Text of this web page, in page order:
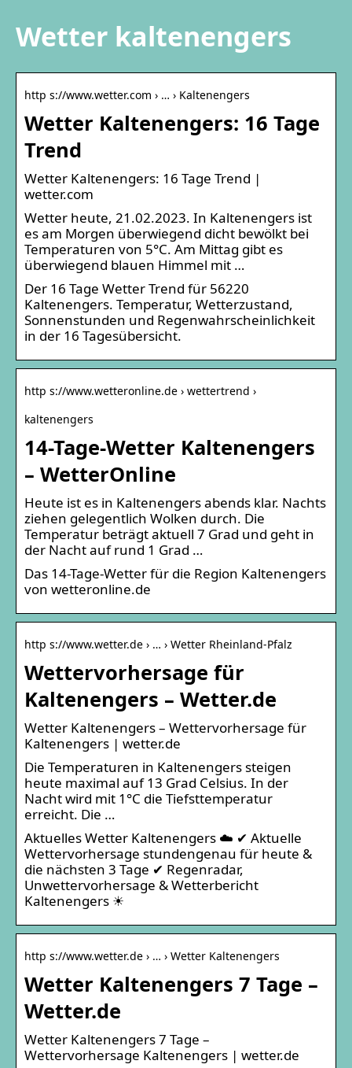
Wetter kaltenengers
http s://www.wetter.com › … › Kaltenengers
Wetter Kaltenengers: 16 Tage
Trend
Wetter Kaltenengers: 16 Tage Trend |
wetter.com
Wetter heute, 21.02.2023. In Kaltenengers ist
es am Morgen überwiegend dicht bewölkt bei
Temperaturen von 5°C. Am Mittag gibt es
überwiegend blauen Himmel mit …
Der 16 Tage Wetter Trend für 56220
Kaltenengers. Temperatur, Wetterzustand,
Sonnenstunden und Regenwahrscheinlichkeit
in der 16 Tagesübersicht.
http s://www.wetteronline.de › wettertrend ›
kaltenengers
14-Tage-Wetter Kaltenengers
– WetterOnline
Heute ist es in Kaltenengers abends klar. Nachts
ziehen gelegentlich Wolken durch. Die
Temperatur beträgt aktuell 7 Grad und geht in
der Nacht auf rund 1 Grad …
Das 14-Tage-Wetter für die Region Kaltenengers
von wetteronline.de
http s://www.wetter.de › … › Wetter Rheinland-Pfalz
Wettervorhersage für
Kaltenengers – Wetter.de
Wetter Kaltenengers – Wettervorhersage für
Kaltenengers | wetter.de
Die Temperaturen in Kaltenengers steigen
heute maximal auf 13 Grad Celsius. In der
Nacht wird mit 1°C die Tiefsttemperatur
erreicht. Die …
Aktuelles Wetter Kaltenengers ☁️ ✔ Aktuelle
Wettervorhersage stundengenau für heute &
die nächsten 3 Tage ✔ Regenradar,
Unwettervorhersage & Wetterbericht
Kaltenengers ☀
http s://www.wetter.de › … › Wetter Kaltenengers
Wetter Kaltenengers 7 Tage –
Wetter.de
Wetter Kaltenengers 7 Tage –
Wettervorhersage Kaltenengers | wetter.de